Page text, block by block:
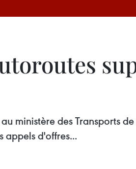
ministère des Transports
appels d'offres...